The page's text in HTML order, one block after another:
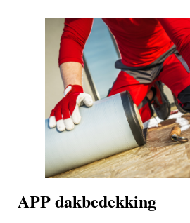
APP dakbedekking